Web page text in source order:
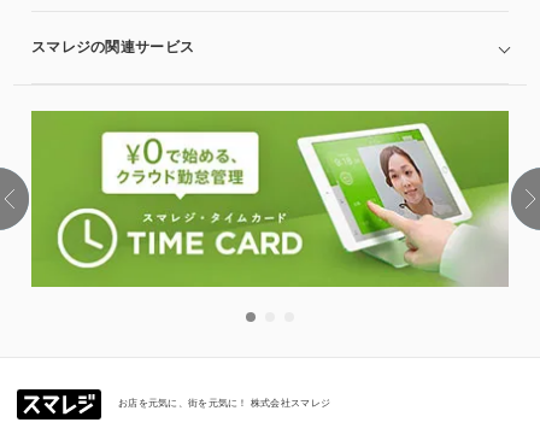
スマレジの関連サービス
お店を元気に、街を元気に！ 株式会社スマレジ